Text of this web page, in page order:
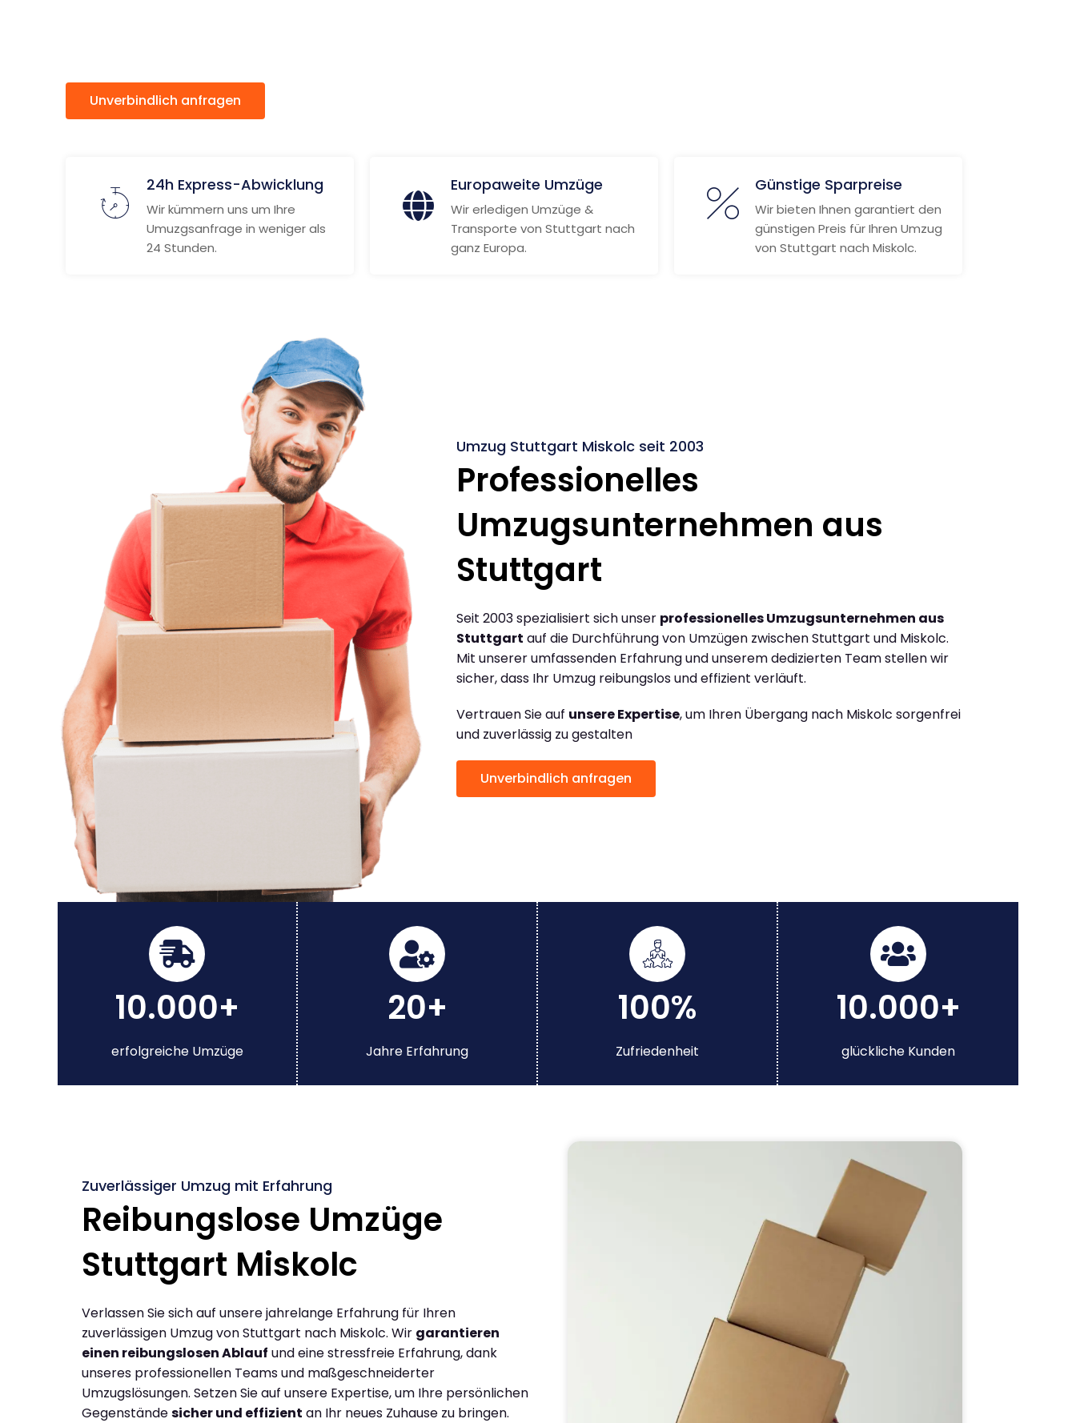
Unverbindlich anfragen
24h Express-Abwicklung
Wir kümmern uns um Ihre
Umuzgsanfrage in weniger als
24 Stunden.
Europaweite Umzüge
Wir erledigen Umzüge &
Transporte von Stuttgart nach
ganz Europa.
Günstige Sparpreise
Wir bieten Ihnen garantiert den
günstigen Preis für Ihren Umzug
von Stuttgart nach Miskolc.
Umzug Stuttgart Miskolc seit 2003
Professionelles
Umzugsunternehmen aus
Stuttgart
Seit 2003 spezialisiert sich unser professionelles Umzugsunternehmen aus
Stuttgart auf die Durchführung von Umzügen zwischen Stuttgart und Miskolc.
Mit unserer umfassenden Erfahrung und unserem dedizierten Team stellen wir
sicher, dass Ihr Umzug reibungslos und effizient verläuft.
Vertrauen Sie auf unsere Expertise, um Ihren Übergang nach Miskolc sorgenfrei
und zuverlässig zu gestalten
Unverbindlich anfragen
10.000+
erfolgreiche Umzüge
20+
Jahre Erfahrung
100%
Zufriedenheit
10.000+
glückliche Kunden
Zuverlässiger Umzug mit Erfahrung
Reibungslose Umzüge
Stuttgart Miskolc
Verlassen Sie sich auf unsere jahrelange Erfahrung für Ihren
zuverlässigen Umzug von Stuttgart nach Miskolc. Wir garantieren
einen reibungslosen Ablauf und eine stressfreie Erfahrung, dank
unseres professionellen Teams und maßgeschneiderter
Umzugslösungen. Setzen Sie auf unsere Expertise, um Ihre persönlichen
Gegenständesicher und effizient an Ihr neues Zuhause zu bringen.